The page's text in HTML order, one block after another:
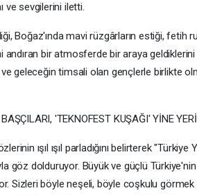
ve sevgilerini iletti.
Boğaz'ında mavi rüzgârların estiği, fetih
bir atmosferde bir araya
ve geleceğin timsali olan gençlerle birlikte
'TEKNOFEST KUŞAĞI' YİNE
ışıl ışıl parladığını belirterek "Türkiye
göz dolduruyor. Büyük ve güçlü Türkiye'nin
Sizleri böyle neşeli, böyle coşkulu